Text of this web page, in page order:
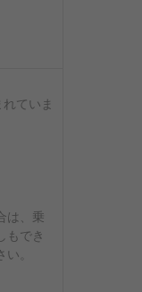
ていま
は、乗
もでき
。